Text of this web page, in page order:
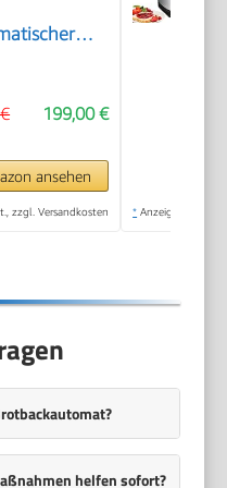
32
zwei
199,00 €
ansehen
zzgl. Versandkosten * Anzeige
helfen sofort?